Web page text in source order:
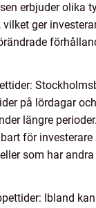
erbjuder olika
vilket ger
på lördagar
längre
för investerare
som har
Ibland